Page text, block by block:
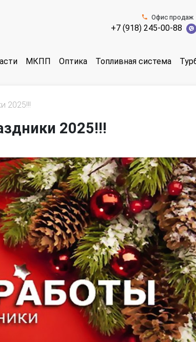
Офис продаж
+7 (918) 245-00-88
МКПП Оптика Топливная система
2025!!!
2025!!!